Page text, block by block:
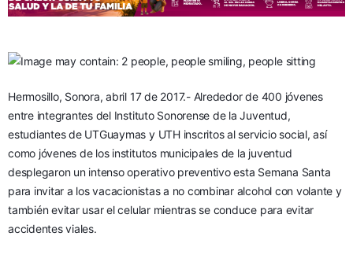
Hermosillo, Sonora, abril 17 de 2017.- Alrededor de 400 jóvenes
entre integrantes del Instituto Sonorense de la Juventud,
estudiantes de UTGuaymas y UTH inscritos al servicio social, así
como jóvenes de los institutos municipales de la juventud
desplegaron un intenso operativo preventivo esta Semana Santa
para invitar a los vacacionistas a no combinar alcohol con volante y
también evitar usar el celular mientras se conduce para evitar
accidentes viales.